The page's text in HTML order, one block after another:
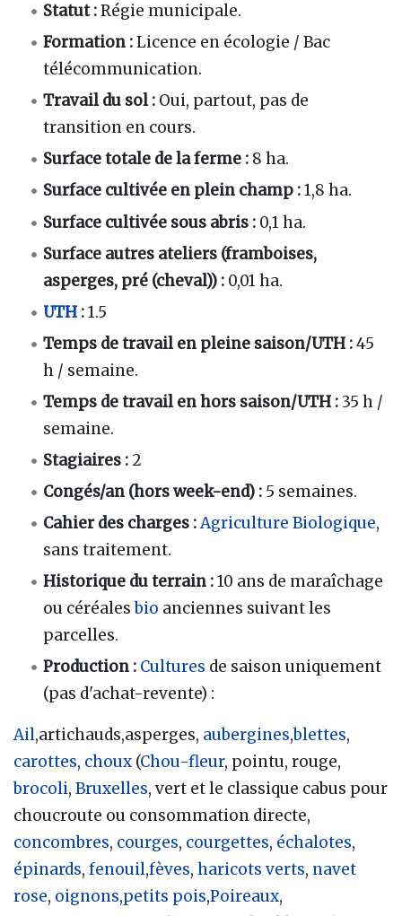
Statut :Régie municipale.
Formation :Licence en écologie / Bac
télécommunication.
Travail du sol : Oui, partout, pas de
transition en cours.
Surface totale de la ferme : 8 ha.
Surface cultivée en plein champ :1,8 ha.
Surface cultivée sous abris : 0,1 ha.
Surface autres ateliers (framboises,
asperges, pré (cheval)) : 0,01 ha.
UTH :1.5
Temps de travail en pleine saison/UTH :45
h / semaine.
Temps de travail en hors saison/UTH : 35 h /
semaine.
Stagiaires : 2
Congés/an (hors week-end) : 5 semaines.
Cahier des charges :Agriculture Biologique,
sans traitement.
Historique du terrain :10 ans de maraîchage
ou céréalesbio anciennes suivant les
parcelles.
Production : Cultures de saison uniquement
(pas d'achat-revente) :
Ail,artichauds,asperges, aubergines,blettes,
carottes, choux (Chou-fleur, pointu, rouge,
brocoli, Bruxelles, vert et le classique cabus pour
choucroute ou consommation directe,
concombres, courges, courgettes, échalotes,
épinards, fenouil,fèves, haricots verts, navet
rose, oignons,petits pois,Poireaux,